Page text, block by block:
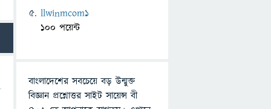
llwinmcom1
100 পয়েন্ট
বাংলাদেশের সবচেয়ে বড় উন্মুক্ত
বিজ্ঞান প্রশ্নোত্তর সাইট সায়েন্স বী